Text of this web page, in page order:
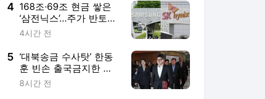
4 168조·69조 현금 쌓은
‘삼전닉스’…주가 반토막
에 주주환원책 ‘솔솔’
4시간 전
5 ‘대북송금 수사탓’ 한동
훈 빈손 출국금지한 특
검…‘계엄해제후 당정대’
8시간 전